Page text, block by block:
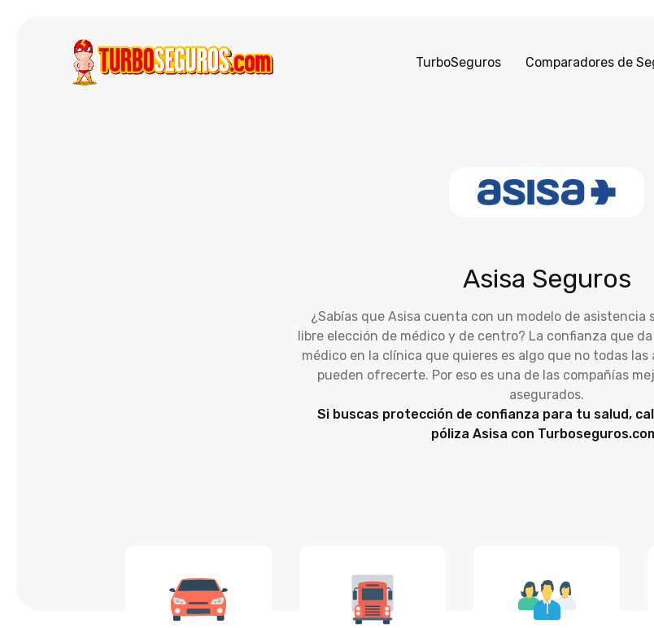
TurboSeguros Comparadores de
Asisa Seguros
¿Sabías que Asisa cuenta con un modelo de asistencia
libre elección de médico y de centro? La confianza que
médico en la clínica que quieres es algo que no todas las
pueden ofrecerte. Por eso es una de las compañías
asegurados.
Si buscas protección de confianza para tu salud,
póliza Asisa con